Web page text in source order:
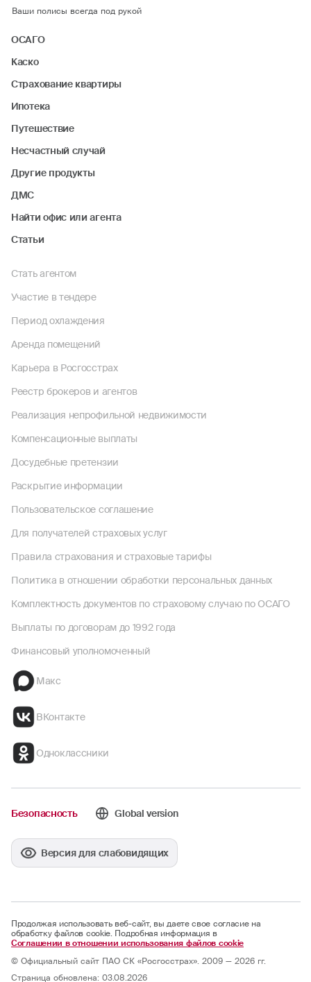
Ваши полисы всегда под рукой
ОСАГО
Каско
Страхование квартиры
Ипотека
Путешествие
Несчастный случай
Другие продукты
ДМС
Найти офис или агента
Статьи
Стать агентом
Участие в тендере
Период охлаждения
Аренда помещений
Карьера в Росгосстрах
Реестр брокеров и агентов
Реализация непрофильной недвижимости
Компенсационные выплаты
Досудебные претензии
Раскрытие информации
Пользовательское соглашение
Для получателей страховых услуг
Правила страхования и страховые тарифы
Политика в отношении обработки персональных данных
Комплектность документов по страховому случаю по ОСАГО
Выплаты по договорам до 1992 года
Финансовый уполномоченный
Макс
ВКонтакте
Одноклассники
Безопасность Global version
Версия для слабовидящих
Продолжая использовать веб-сайт, вы даете свое согласие на
обработку файлов cookie. Подробная информация в
Соглашении в отношении использования файлов cookie
© Официальный сайт ПАО СК «Росгосстрах». 2009 — 2026 гг.
Страница обновлена: 03.08.2026